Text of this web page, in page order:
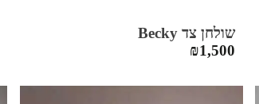
שולחן צד Becky
₪1,500